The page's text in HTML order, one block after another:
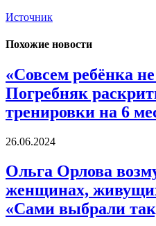
Источник
Похожие новости
«Совсем ребёнка
Погребняк
тренировки на 6
26.06.2024
Ольга Орлова
женщинах,
«Сами выбрали